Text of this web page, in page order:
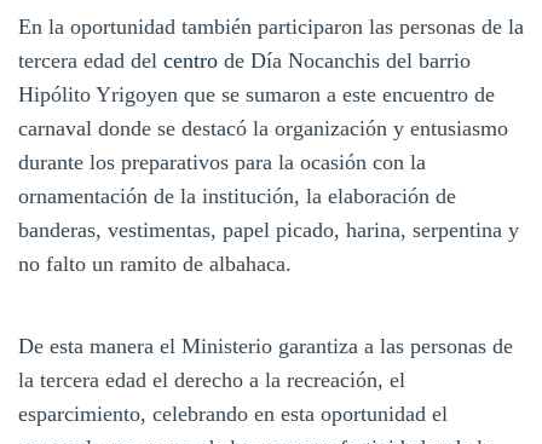
En la oportunidad también participaron las personas de la
tercera edad del centro de Día Nocanchis del barrio
Hipólito Yrigoyen que se sumaron a este encuentro de
carnaval donde se destacó la organización y entusiasmo
durante los preparativos para la ocasión con la
ornamentación de la institución, la elaboración de
banderas, vestimentas, papel picado, harina, serpentina y
no falto un ramito de albahaca.
De esta manera el Ministerio garantiza a las personas de
la tercera edad el derecho a la recreación, el
esparcimiento, celebrando en esta oportunidad el